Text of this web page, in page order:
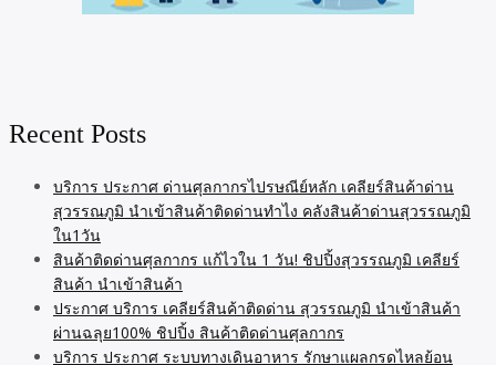
Recent Posts
บริการ ประกาศ ด่านศุลกากรไปรษณีย์หลัก เคลียร์สินค้าด่าน
สุวรรณภูมิ นำเข้าสินค้าติดด่านทำไง คลังสินค้าด่านสุวรรณภูมิ
ใน1วัน
สินค้าติดด่านศุลกากร แก้ไวใน 1 วัน! ชิปปิ้งสุวรรณภูมิ เคลียร์
สินค้า นำเข้าสินค้า
ประกาศ บริการ เคลียร์สินค้าติดด่าน สุวรรณภูมิ นำเข้าสินค้า
ผ่านฉลุย100% ชิปปิ้ง สินค้าติดด่านศุลกากร
บริการ ประกาศ ระบบทางเดินอาหาร รักษาแผลกรดไหลย้อน